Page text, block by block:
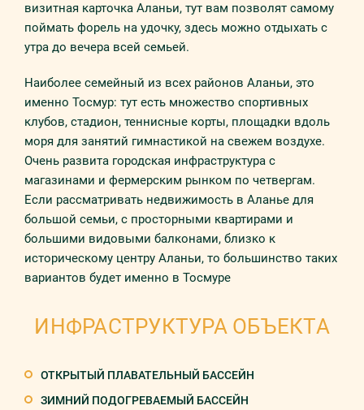
визитная карточка Аланьи, тут вам позволят самому
поймать форель на удочку, здесь можно отдыхать с
утра до вечера всей семьей.
Наиболее семейный из всех районов Аланьи, это
именно Тосмур: тут есть множество спортивных
клубов, стадион, теннисные корты, площадки вдоль
моря для занятий гимнастикой на свежем воздухе.
Очень развита городская инфраструктура с
магазинами и фермерским рынком по четвергам.
Если рассматривать недвижимость в Аланье для
большой семьи, с просторными квартирами и
большими видовыми балконами, близко к
историческому центру Аланьи, то большинство таких
вариантов будет именно в Тосмуре
ИНФРАСТРУКТУРА ОБЪЕКТА
ОТКРЫТЫЙ ПЛАВАТЕЛЬНЫЙ БАССЕЙН
ЗИМНИЙ ПОДОГРЕВАЕМЫЙ БАССЕЙН